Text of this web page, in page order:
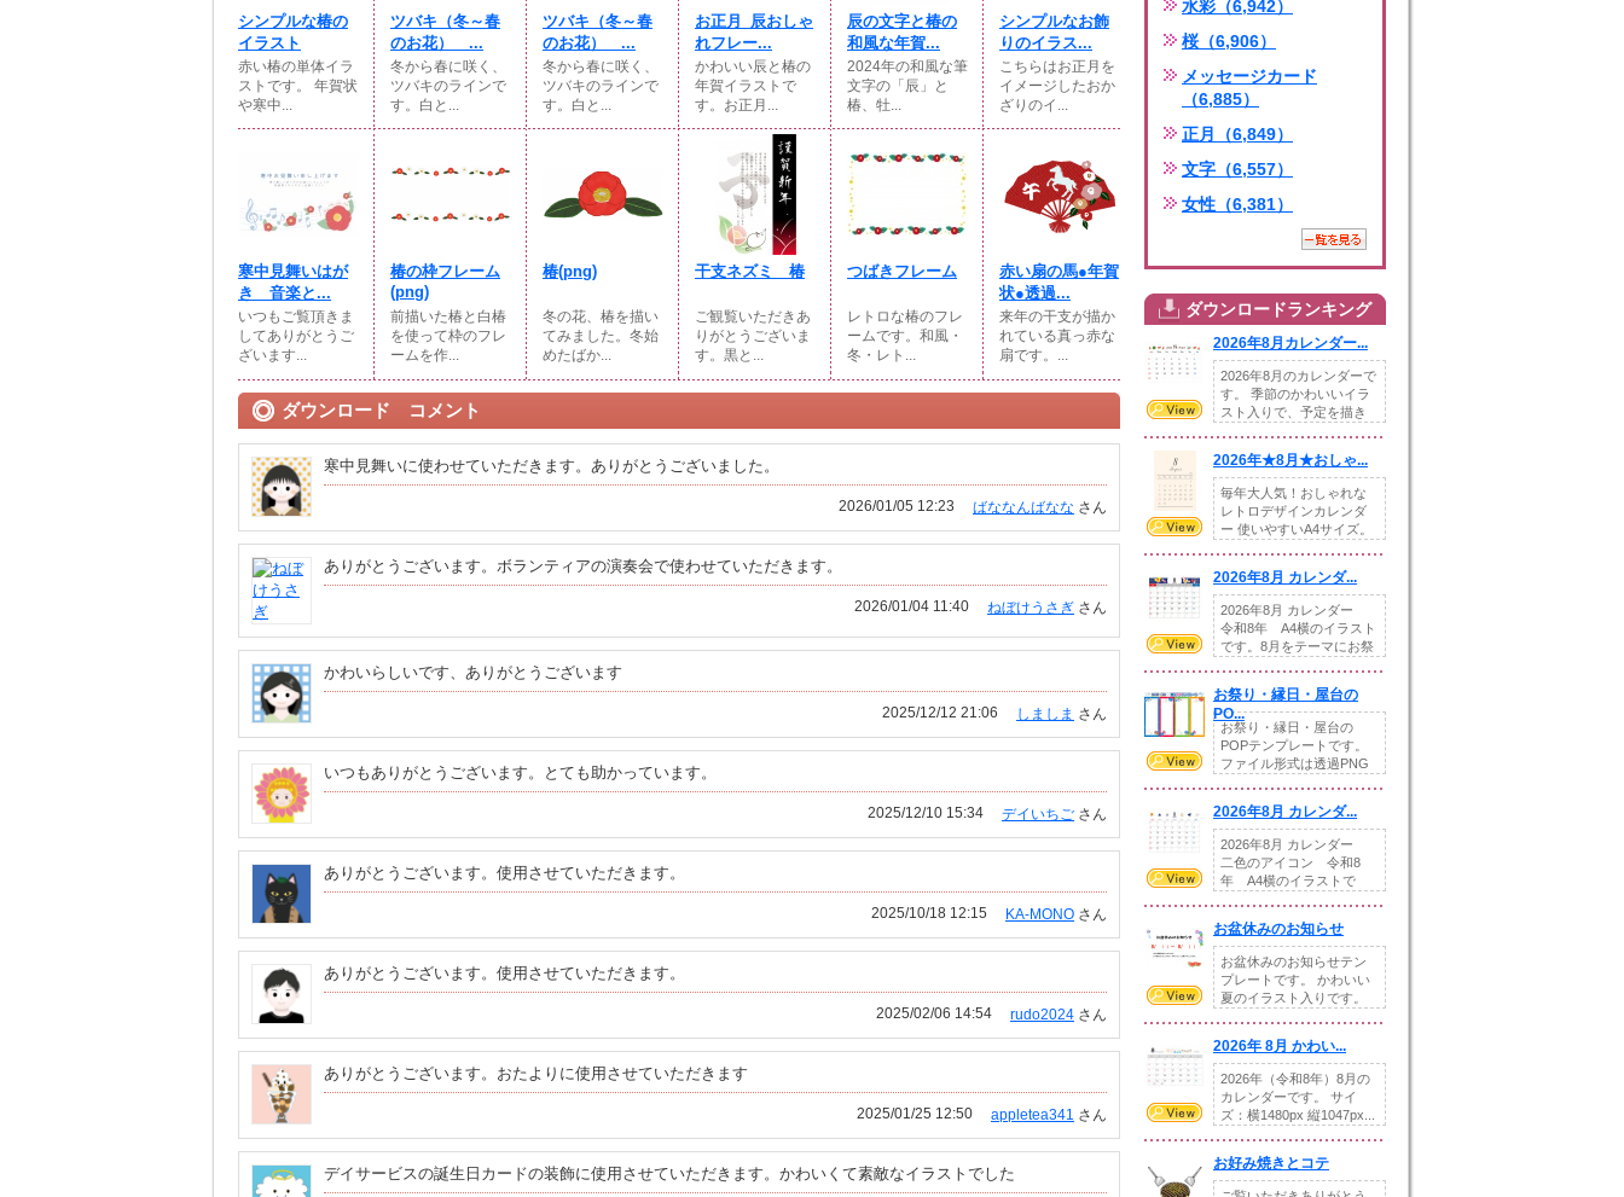
シンプルな椿の
イラスト
赤い椿の単体イラ
ストです。 年賀状
や寒中...
ツバキ（冬～春
のお花） ...
冬から春に咲く、
ツバキのラインで
す。白と...
ツバキ（冬～春
のお花） ...
冬から春に咲く、
ツバキのラインで
す。白と...
お正月_辰おしゃ
れフレー...
かわいい辰と椿の
年賀イラストで
す。お正月...
辰の文字と椿の
和風な年賀...
2024年の和風な筆
文字の「辰」と
椿、牡...
シンプルなお飾
りのイラス...
こちらはお正月を
イメージしたおか
ざりのイ...
寒中見舞いはが
き 音楽と...
いつもご覧頂きま
してありがとうご
ざいます...
椿の枠フレーム
(png)
前描いた椿と白椿
を使って枠のフレ
ームを作...
椿(png)
冬の花、椿を描い
てみました。冬始
めたばか...
干支ネズミ 椿
ご観覧いただきあ
りがとうございま
す。黒と...
つばきフレーム
レトロな椿のフレ
ームです。和風・
冬・レト...
赤い扇の馬●年賀
状●透過...
来年の干支が描か
れている真っ赤な
扇です。...
ダウンロード コメント
寒中見舞いに使わせていただきます。ありがとうございました。
ばななんばなな さん
2026/01/05 12:23
ありがとうございます。ボランティアの演奏会で使わせていただきます。
ねぼけうさぎ さん
2026/01/04 11:40
かわいらしいです、ありがとうございます
しましま さん
2025/12/12 21:06
いつもありがとうございます。とても助かっています。
デイいちご さん
2025/12/10 15:34
ありがとうございます。使用させていただきます。
KA-MONO さん
2025/10/18 12:15
ありがとうございます。使用させていただきます。
rudo2024 さん
2025/02/06 14:54
ありがとうございます。おたよりに使用させていただきます
appletea341 さん
2025/01/25 12:50
デイサービスの誕生日カードの装飾に使用させていただきます。かわいくて素敵なイラストでした
水彩（6,942）
桜（6,906）
メッセージカード
（6,885）
正月（6,849）
文字（6,557）
女性（6,381）
ダウンロードランキング
2026年8月カレンダー...
2026年8月のカレンダーで
す。 季節のかわいいイラ
スト入りで、予定を描き
2026年★8月★おしゃ...
毎年大人気！おしゃれな
レトロデザインカレンダ
ー 使いやすいA4サイズ。
2026年8月 カレンダ...
2026年8月 カレンダー
令和8年 A4横のイラスト
です。8月をテーマにお祭
お祭り・縁日・屋台の
PO...
お祭り・縁日・屋台の
POPテンプレートです。
ファイル形式は透過PNG
2026年8月 カレンダ...
2026年8月 カレンダー
二色のアイコン 令和8
年 A4横のイラストで
お盆休みのお知らせ
お盆休みのお知らせテン
プレートです。 かわいい
夏のイラスト入りです。
2026年 8月 かわい...
2026年（令和8年）8月の
カレンダーです。 サイ
ズ：横1480px 縦1047px...
お好み焼きとコテ